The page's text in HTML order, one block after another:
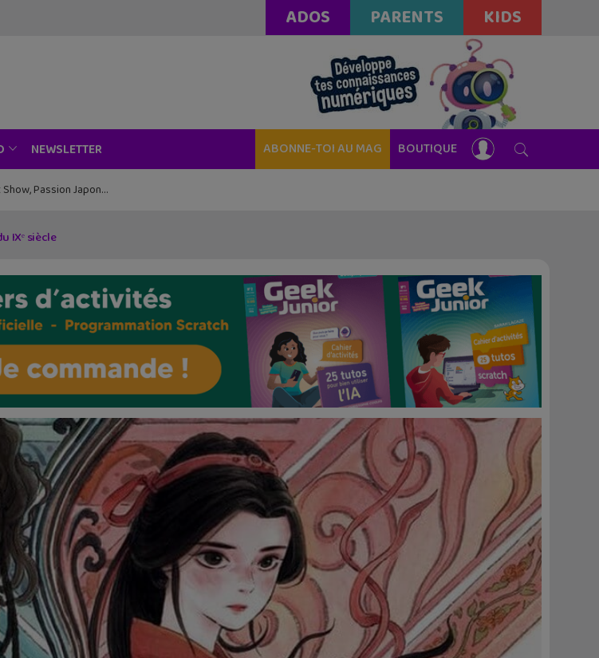
ADOS PARENTS KIDS
NEWSLETTER ABONNE-TOI AU MAG BOUTIQUE
Passion Japon…
IXᵉ siècle